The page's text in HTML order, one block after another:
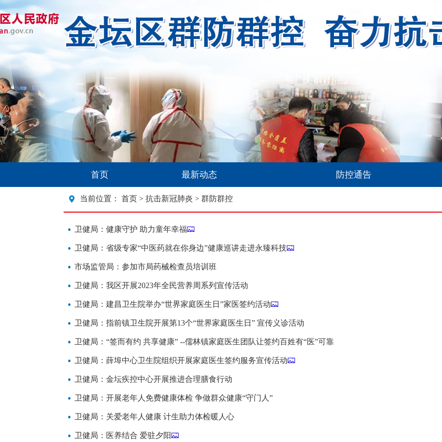
首页 最新动态 防控通告
当前位置： 首页 > 抗击新冠肺炎 > 群防群控
卫健局：健康守护 助力童年幸福
卫健局：省级专家“中医药就在你身边”健康巡讲走进永臻科技
市场监管局：参加市局药械检查员培训班
卫健局：我区开展2023年全民营养周系列宣传活动
卫健局：建昌卫生院举办“世界家庭医生日”家医签约活动
卫健局：指前镇卫生院开展第13个“世界家庭医生日” 宣传义诊活动
卫健局：“签而有约 共享健康” --儒林镇家庭医生团队让签约百姓有“医”可靠
卫健局：薛埠中心卫生院组织开展家庭医生签约服务宣传活动
卫健局：金坛疾控中心开展推进合理膳食行动
卫健局：开展老年人免费健康体检 争做群众健康“守门人”
卫健局：关爱老年人健康 计生助力体检暖人心
卫健局：医养结合 爱驻夕阳